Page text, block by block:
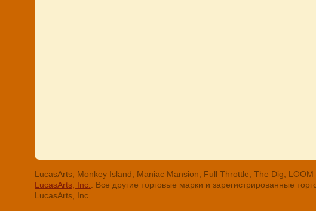
LucasArts, Monkey Island, Maniac Mansion, Full Throttle, The Dig,
LucasArts, Inc.
. Все другие торговые марки и зарегистрированные
LucasArts, Inc.